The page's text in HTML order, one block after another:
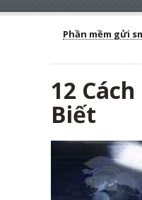
Phần mềm gửi
12
Biết